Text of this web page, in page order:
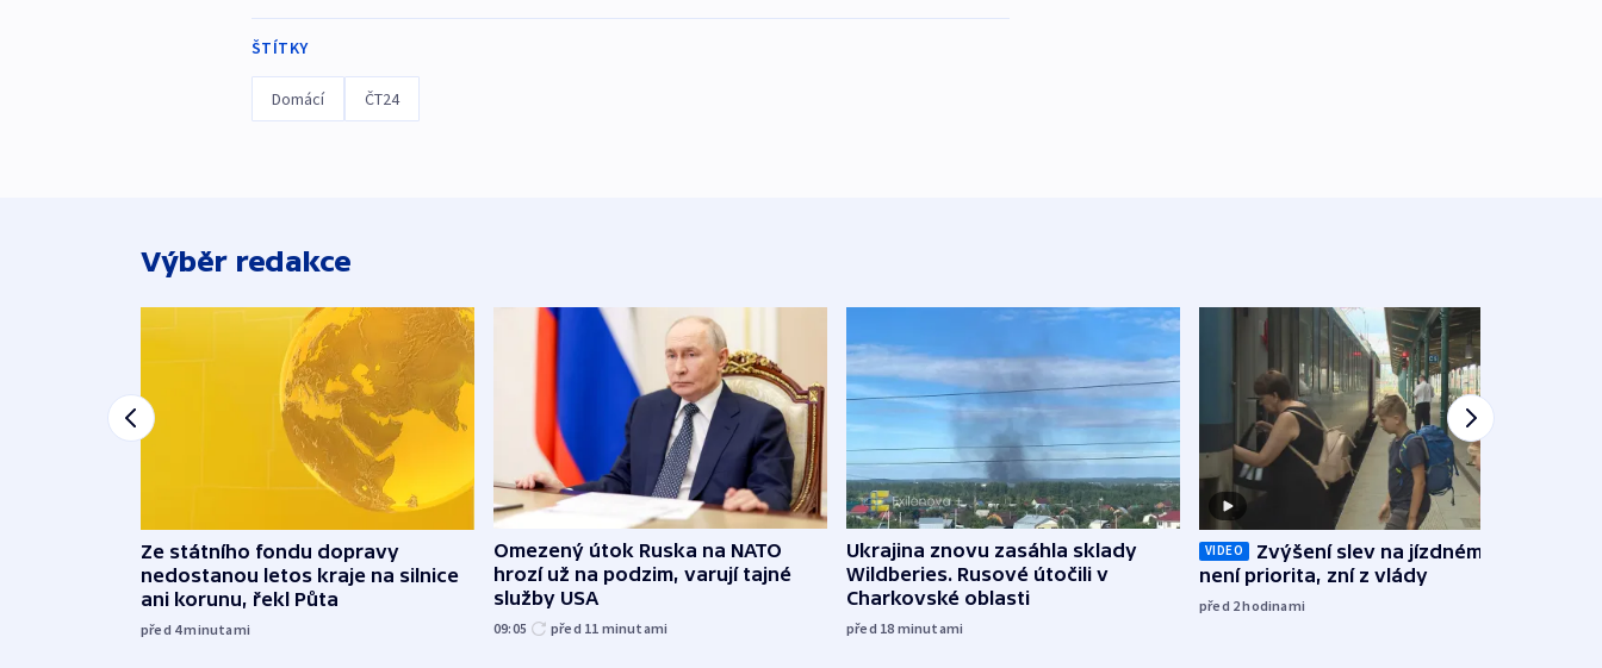
ŠTÍTKY
Domácí ČT24
Výběr redakce
Ze státního fondu dopravy
nedostanou letos kraje na silnice
ani korunu, řekl Půta
před 4minutami
Omezený útok Ruska na NATO
hrozí už na podzim, varují tajné
služby USA
09:05 před 11 minutami
Ukrajina znovu zasáhla sklady
Wildberies. Rusové útočili v
Charkovské oblasti
před 18 minutami
VIDEO
Zvýšení slev na jízdném teď
není priorita, zní z vlády
před 2hodinami